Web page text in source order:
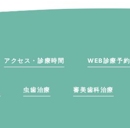
アクセス・診療時間 WEB診療予約
虫歯治療 審美歯科治療